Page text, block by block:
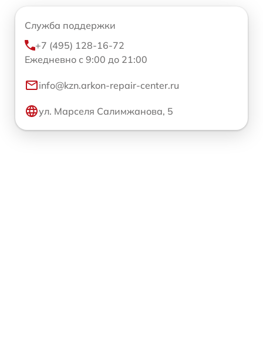
Служба поддержки
+7 (495) 128-16-72
Ежедневно с 9:00 до 21:00
info@kzn.arkon-repair-center.ru
ул. Марселя Салимжанова, 5